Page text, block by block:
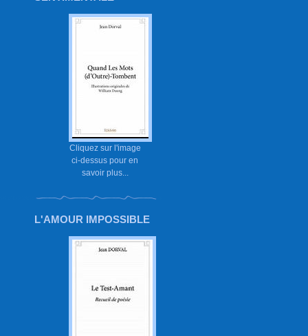
Cliquez sur l'image
ci-dessus pour en
savoir plus...
L'AMOUR IMPOSSIBLE